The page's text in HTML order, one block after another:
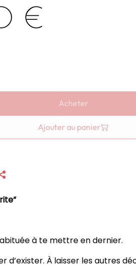
€
Acheter
Ajouter au panier
à te mettre en dernier.
d’exister. À laisser les autres